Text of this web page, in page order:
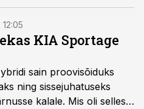
Seda oli neile koolis
12:05
KIA Sportage
sain proovisõiduks
ning sissejuhatuseks
kalale. Mis oli selles